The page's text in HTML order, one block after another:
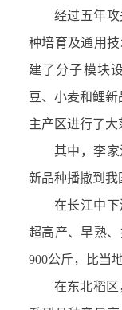
经过五年
种培育及通用
建了分子模块
豆、小麦和鲤新
主产区进行了大
其中，李
新品种播撒到我
在长江中下
超高产、早熟
900公斤，比当
在东北稻区